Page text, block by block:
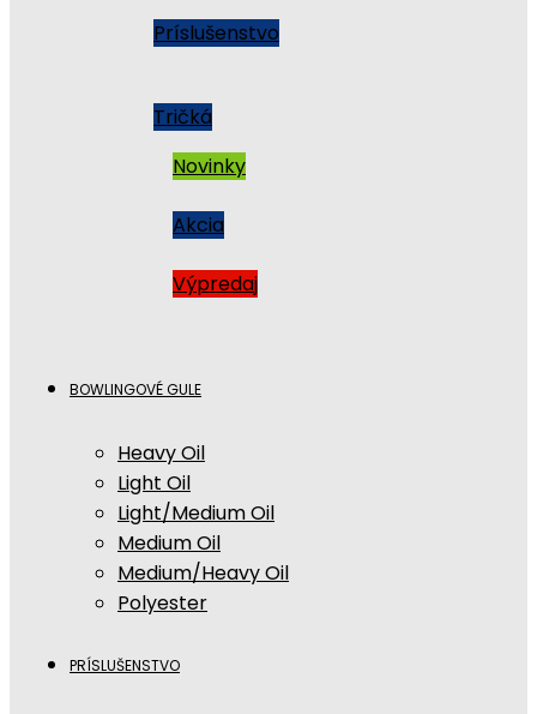
Príslušenstvo
Tričká
Novinky
Akcia
Výpredaj
BOWLINGOVÉ GULE
Heavy Oil
Light Oil
Light/Medium Oil
Medium Oil
Medium/Heavy Oil
Polyester
PRÍSLUŠENSTVO